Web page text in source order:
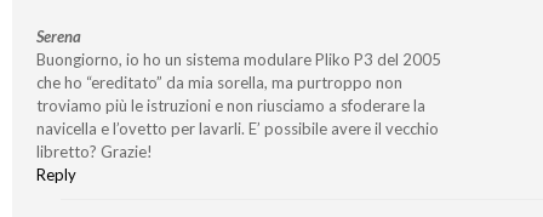
Serena
Buongiorno, io ho un sistema modulare Pliko P3 del 2005
che ho “ereditato” da mia sorella, ma purtroppo non
troviamo più le istruzioni e non riusciamo a sfoderare la
navicella e l’ovetto per lavarli. E’ possibile avere il vecchio
libretto? Grazie!
Reply